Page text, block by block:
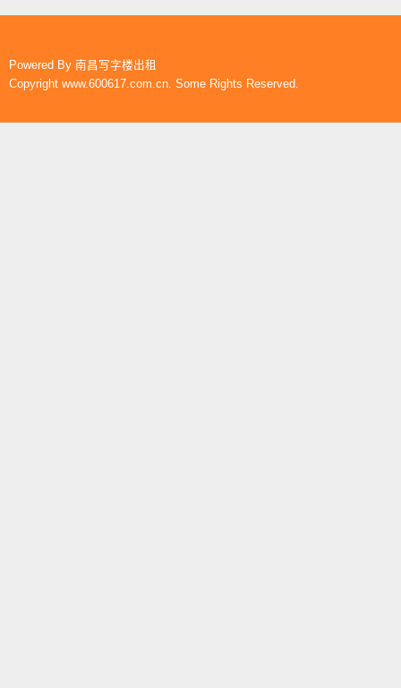
Powered By 南昌写字楼出租
Copyright www.600617.com.cn. Some Rights Reserved.